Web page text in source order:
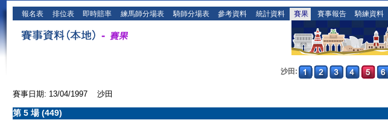
報名表 排位表 即時賠率 練馬師分場表 騎師分場表 參考資料 統計資料 賽果 賽事報告 騎練資料
沙田:
賽事日期: 13/04/1997 沙田
第 5 場 (449)